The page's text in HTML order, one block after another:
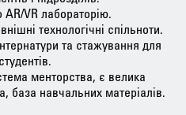
AR/VR лабораторію.
технологічні спільноти.
та стажування для
студентів.
менторства, є велика
база навчальних матеріалів.